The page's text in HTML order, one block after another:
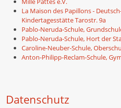
La Maison des Papillons -
Kindertagesstätte Tarostr. 9a
Pablo-Neruda-Schule,
Pablo-Neruda-Schule, Hort der
Caroline-Neuber-Schule,
Anton-Philipp-Reclam-Schule,
Datenschutz